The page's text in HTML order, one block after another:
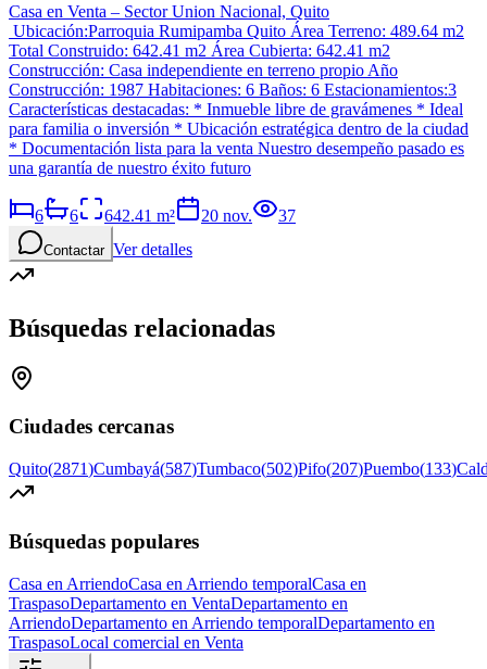
Casa en Venta – Sector Union Nacional, Quito
Ubicación:Parroquia Rumipamba Quito Área Terreno: 489.64 m2
Total Construido: 642.41 m2 Área Cubierta: 642.41 m2
Construcción: Casa independiente en terreno propio Año
Construcción: 1987 Habitaciones: 6 Baños: 6 Estacionamientos:3
Características destacadas: * Inmueble libre de gravámenes * Ideal
para familia o inversión * Ubicación estratégica dentro de la ciudad
* Documentación lista para la venta Nuestro desempeño pasado es
una garantía de nuestro éxito futuro
6 6 642.41 m² 20 nov. 37
Contactar Ver detalles
Búsquedas relacionadas
Ciudades cercanas
Quito(2871)Cumbayá(587)Tumbaco(502)Pifo(207)Puembo(133)
Búsquedas populares
Casa en ArriendoCasa en Arriendo temporalCasa en
TraspasoDepartamento en VentaDepartamento en
ArriendoDepartamento en Arriendo temporalDepartamento en
TraspasoLocal comercial en Venta